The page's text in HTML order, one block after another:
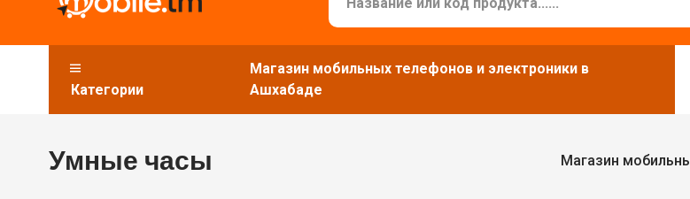
Категории
Магазин мобильных телефонов и электроники в
Ашхабаде
Умные часы Магазин